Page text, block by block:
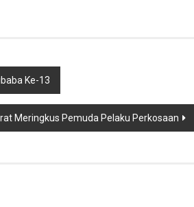
Ke-13
Meringkus Pemuda Pelaku Perkosaan